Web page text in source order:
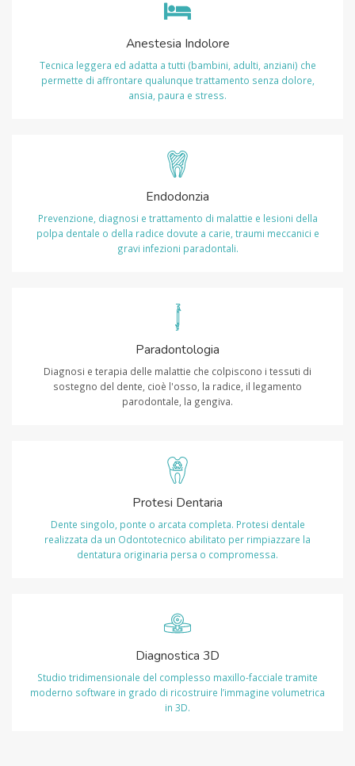
Anestesia Indolore
Tecnica leggera ed adatta a tutti (bambini, adulti, anziani) che
permette di affrontare qualunque trattamento senza dolore,
ansia, paura e stress.
Endodonzia
Prevenzione, diagnosi e trattamento di malattie e lesioni della
polpa dentale o della radice dovute a carie, traumi meccanici e
gravi infezioni paradontali.
Paradontologia
Diagnosi e terapia delle malattie che colpiscono i tessuti di
sostegno del dente, cioè l'osso, la radice, il legamento
parodontale, la gengiva.
Protesi Dentaria
Dente singolo, ponte o arcata completa. Protesi dentale
realizzata da un Odontotecnico abilitato per rimpiazzare la
dentatura originaria persa o compromessa.
Diagnostica 3D
Studio tridimensionale del complesso maxillo-facciale tramite
moderno software in grado di ricostruire l’immagine volumetrica
in 3D.